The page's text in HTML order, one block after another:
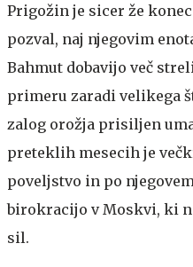
Prigožin je sicer že
pozval, naj njegovim
Bahmut dobavijo več
primeru zaradi velikega
zalog orožja prisiljen
preteklih mesecih je
poveljstvo in po
birokracijo v Moskvi, ki
sil.